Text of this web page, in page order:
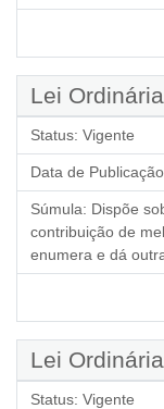
Lei
Status: Vigente
Data de
Súmula: Dispõe
contribuição de
enumera e dá
Lei
Status: Vigente